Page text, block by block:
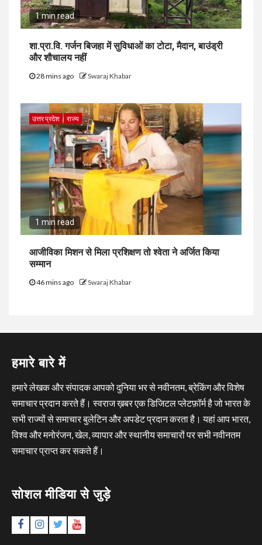
1 min read
शा.प्रा.वि. गर्जन बिजहा में सुविधाओं का टोटा, मैदान, बाउंड्री
और शौचालय नहीं
28 mins ago Swaraj Khabar
उत्तर प्रदेश राज्य
1 min read
आजीविका मिशन से मिला प्रशिक्षण तो श्वेता ने अर्जित किया
सम्मान
46 mins ago Swaraj Khabar
हमारे बारे में
हमारे लेखक और संपादक आपको दुनिया भर से नवीनतम, ब्रेकिंग और विशेष
समाचार प्रदान करते हैं। स्वराज ख़बर एक डिजिटल प्लेटफ़ॉर्म है जो भारत के
सभी राज्यों से समाचार बुलेटिन और अपडेट प्रदान करता है। यहां आप भारत,
विश्व और मनोरंजन, खेल, व्यापार और स्थानीय समाचारों पर सभी नवीनतम
समाचार प्राप्त कर सकते हैं।
सोशल मीडिया से जुड़े
FacebookInstagram
TwitterYouTube